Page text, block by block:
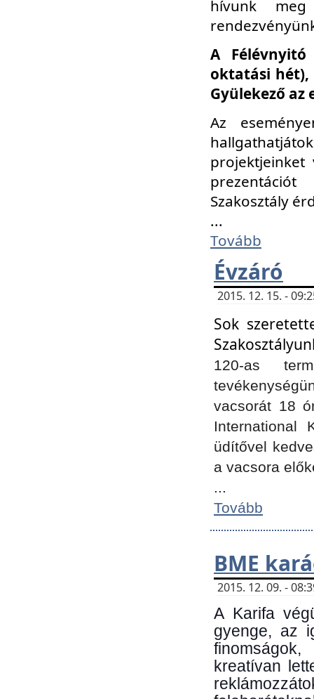
hívunk
A
oktatási hét),
Gyülekező az
Az
Szakosztály
...
Tovább
Évzáró
2015. 12. 15. -
Sok
120-as
vacsorát 18
International
üdítővel
a vacsora
...
Tovább
BME
2015. 12. 09. -
A Karifa
gyenge, az
kreatívan